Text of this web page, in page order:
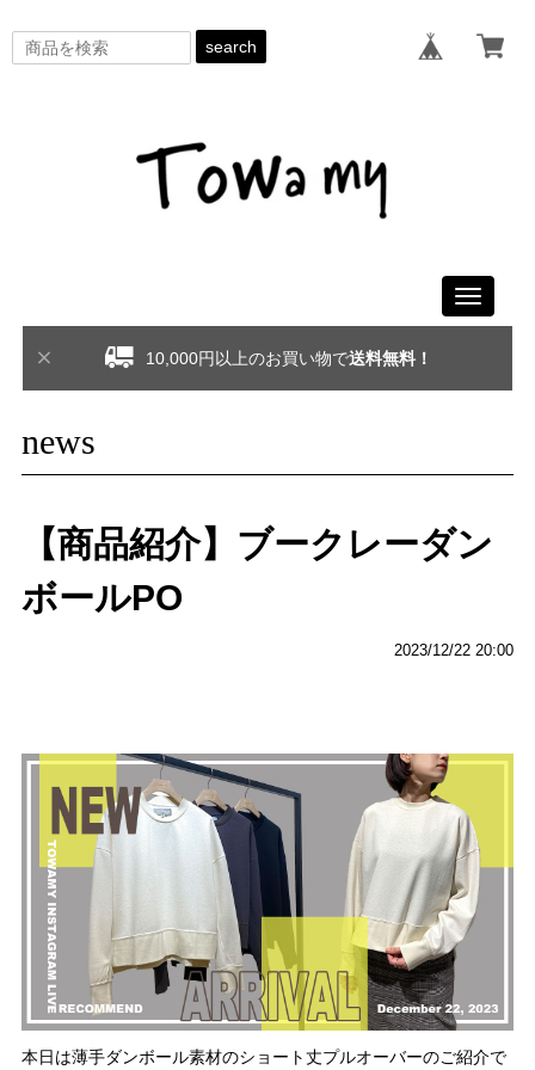
search
Toggle
10,000円以上のお買い物で送料無料！
news
【商品紹介】ブークレーダン
ボールPO
2023/12/22 20:00
本日は薄手ダンボール素材のショート丈プルオーバーのご紹介で